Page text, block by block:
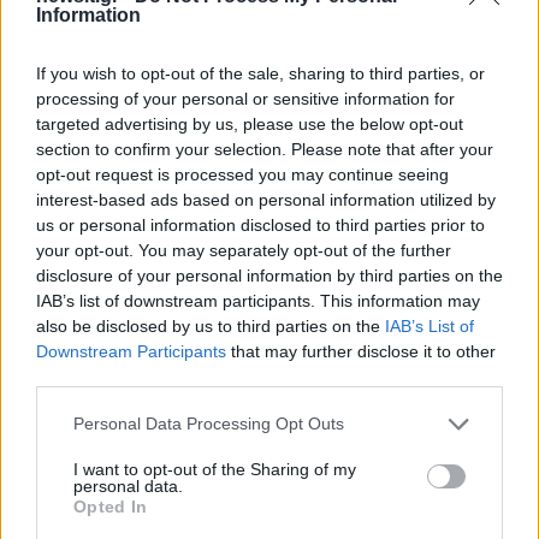
Information
If you wish to opt-out of the sale, sharing to third parties, or
processing of your personal or sensitive information for
targeted advertising by us, please use the below opt-out
section to confirm your selection. Please note that after your
opt-out request is processed you may continue seeing
interest-based ads based on personal information utilized by
us or personal information disclosed to third parties prior to
your opt-out. You may separately opt-out of the further
disclosure of your personal information by third parties on the
IAB’s list of downstream participants. This information may
also be disclosed by us to third parties on the IAB’s List of
Downstream Participants that may further disclose it to other
Please note that this website/app uses one or more Google
not limited to your visit or usage behaviour. You may click to
grant or deny consent to Google and its third-party tags to
use your data for below specified purposes in below Google
Personal Data Processing Opt Outs
I want to opt-out of the Sharing of my
personal data.
Opted In
Άλλαξα πολλά στον τρόπο ζωής μου. Και την
δε σταματούσα να δουλεύω, δούλευα 23 ώρες
τη μέρα, τώρα δε θα δουλέψω έτσι.
Αγχωνόμουν πολύ».